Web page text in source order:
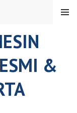
&
MENU